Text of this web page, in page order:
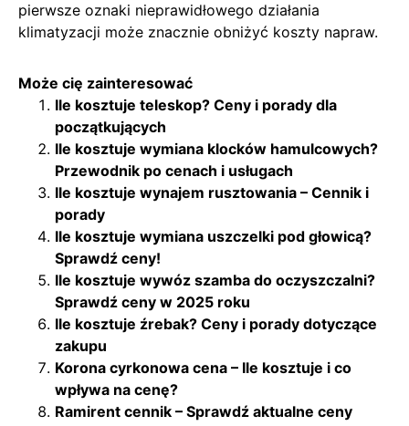
pierwsze oznaki nieprawidłowego działania
klimatyzacji może znacznie obniżyć koszty napraw.
Może cię zainteresować
Ile kosztuje teleskop? Ceny i porady dla
początkujących
Ile kosztuje wymiana klocków hamulcowych?
Przewodnik po cenach i usługach
Ile kosztuje wynajem rusztowania – Cennik i
porady
Ile kosztuje wymiana uszczelki pod głowicą?
Sprawdź ceny!
Ile kosztuje wywóz szamba do oczyszczalni?
Sprawdź ceny w 2025 roku
Ile kosztuje źrebak? Ceny i porady dotyczące
zakupu
Korona cyrkonowa cena – Ile kosztuje i co
wpływa na cenę?
Ramirent cennik – Sprawdź aktualne ceny